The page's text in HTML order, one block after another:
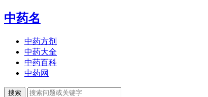
中药名
中药方剂
中药大全
中药百科
中药网
搜索